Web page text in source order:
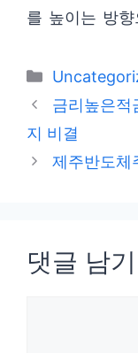
를 높이는 방
카
테
리
금리높은적
지 비결
제주반도체
댓글 남